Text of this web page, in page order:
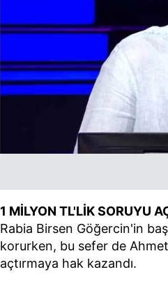
1 MİLYON TL'LİK SORUYU
Rabia Birsen Göğercin'in
korurken, bu sefer de
açtırmaya hak kazandı.